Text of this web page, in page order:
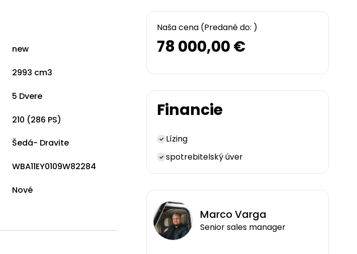
Naša cena (Predané do: )
78 000,00 €
Financie
Lízing
spotrebitelský úver
MarcoVarga
Senior sales manager
new
2993 cm3
5 Dvere
210 (286 PS)
Šedá- Dravite
WBA11EY0109W82284
Nové